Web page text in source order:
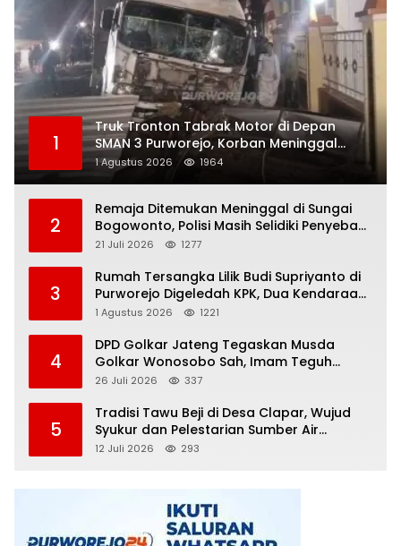
1
Truk Tronton Tabrak Motor di Depan
SMAN 3 Purworejo, Korban Meninggal
Dunia, Polisi Masih Selidiki Penyebab
1 Agustus 2026 1964
2
Remaja Ditemukan Meninggal di Sungai
Bogowonto, Polisi Masih Selidiki Penyebab
Kematian
21 Juli 2026 1277
3
Rumah Tersangka Lilik Budi Supriyanto di
Purworejo Digeledah KPK, Dua Kendaraan
Diamankan
1 Agustus 2026 1221
4
DPD Golkar Jateng Tegaskan Musda
Golkar Wonosobo Sah, Imam Teguh
Purnomo Terpilih Secara Aklamasi
26 Juli 2026 337
5
Tradisi Tawu Beji di Desa Clapar, Wujud
Syukur dan Pelestarian Sumber Air
Kehidupan yang Tak Pernah Kering
12 Juli 2026 293